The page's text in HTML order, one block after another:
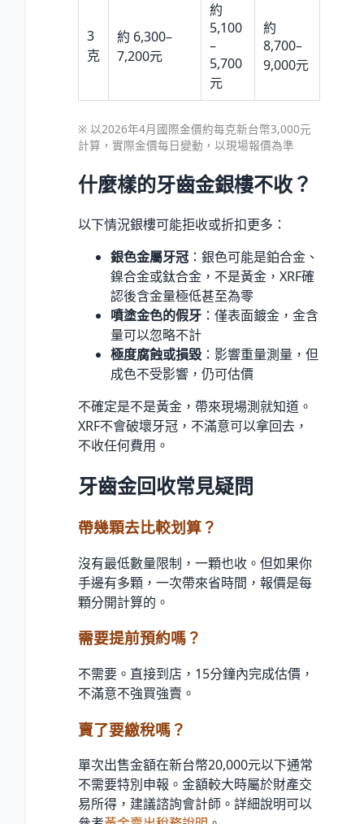
3
克
約 6,300–
7,200元
約
5,100
–
5,700
元
約
8,700–
9,000元
※ 以2026年4月國際金價約每克新台幣3,000元
計算，實際金價每日變動，以現場報價為準
什麼樣的牙齒金銀樓不收？
以下情況銀樓可能拒收或折扣更多：
銀色金屬牙冠 ：銀色可能是鉑合金、
鎳合金或鈦合金，不是黃金，XRF確
認後含金量極低甚至為零
噴塗金色的假牙 ：僅表面鍍金，金含
量可以忽略不計
極度腐蝕或損毀 ：影響重量測量，但
成色不受影響，仍可估價
不確定是不是黃金，帶來現場測就知道。
XRF不會破壞牙冠，不滿意可以拿回去，
不收任何費用。
牙齒金回收常見疑問
帶幾顆去比較划算？
沒有最低數量限制，一顆也收。但如果你
手邊有多顆，一次帶來省時間，報價是每
顆分開計算的。
需要提前預約嗎？
不需要。直接到店，15分鐘內完成估價，
不滿意不強買強賣。
賣了要繳稅嗎？
單次出售金額在新台幣20,000元以下通常
不需要特別申報。金額較大時屬於財產交
易所得，建議諮詢會計師。詳細說明可以